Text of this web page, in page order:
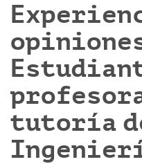
tutoría